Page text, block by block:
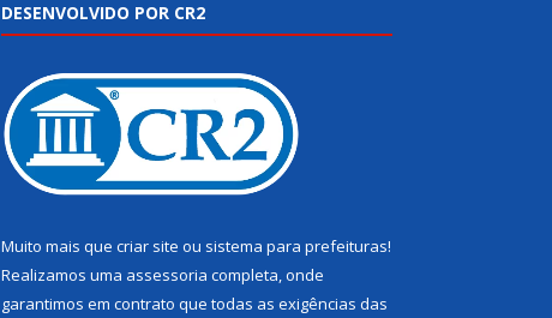
DESENVOLVIDO POR CR2
Muito mais que criar site ou sistema para prefeituras!
Realizamos uma assessoria completa, onde
garantimos em contrato que todas as exigências das